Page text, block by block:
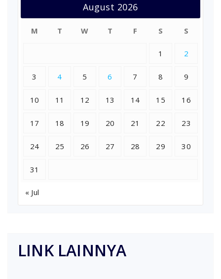
August 2026
M T W T F S S
1 2
3 4 5 6 7 8 9
10 11 12 13 14 15 16
17 18 19 20 21 22 23
24 25 26 27 28 29 30
31
« Jul
LINK LAINNYA